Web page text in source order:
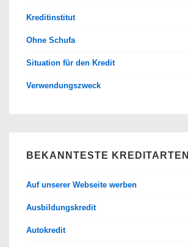
Kreditinstitut
Ohne Schufa
Situation für den Kredit
Verwendungszweck
BEKANNTESTE KREDITARTEN
Auf unserer Webseite werben
Ausbildungskredit
Autokredit